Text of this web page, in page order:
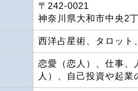
〒242-0021
神奈川県大和市中央2
西洋占星術、タロット
恋愛（恋人）、仕事、
人）、自己投資や起業